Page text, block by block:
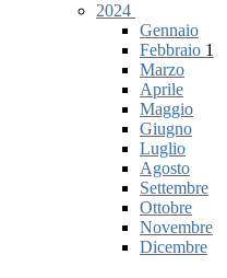
2024
Gennaio
Febbraio 1
Marzo
Aprile
Maggio
Giugno
Luglio
Agosto
Settembre
Ottobre
Novembre
Dicembre